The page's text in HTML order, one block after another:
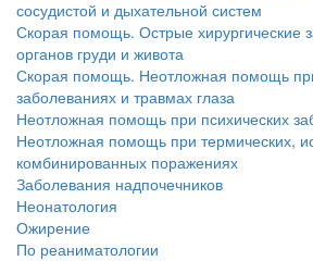
сосудистой и дыхательной систем
Скорая помощь. Острые хирургические
органов груди и живота
Скорая помощь. Неотложная помощь
заболеваниях и травмах глаза
Неотложная помощь при психических
Неотложная помощь при термических,
комбинированных поражениях
Заболевания надпочечников
Неонатология
Ожирение
По реаниматологии